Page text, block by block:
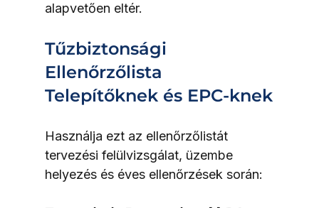
alapvetően eltér.
Tűzbiztonsági
Ellenőrzőlista
Telepítőknek és EPC-knek
Használja ezt az ellenőrzőlistát
tervezési felülvizsgálat, üzembe
helyezés és éves ellenőrzések során: